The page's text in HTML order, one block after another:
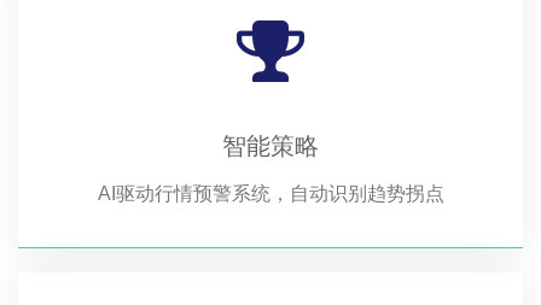
智能策略
AI驱动行情预警系统，自动识别趋势拐点